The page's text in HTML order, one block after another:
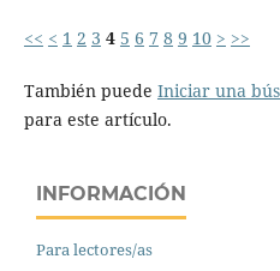
<< < 1 2 3 4 5 6 7 8 9 10 > >>
También puede Iniciar una
para este artículo.
INFORMACIÓN
Para lectores/as